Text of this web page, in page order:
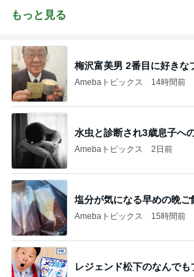
習慣
もっと見る
梅沢富美男 2番目に好きな
Amebaトピックス 14時間前
水虫と診断され3歳息子へ
Amebaトピックス 2日前
塩分が気になる早めの晩ご
Amebaトピックス 15時間前
レジェンド松下のなんでも